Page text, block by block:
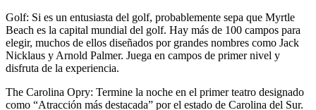
Golf: Si es un entusiasta del golf, probablemente sepa que Myrtle
Beach es la capital mundial del golf. Hay más de 100 campos para
elegir, muchos de ellos diseñados por grandes nombres como Jack
Nicklaus y Arnold Palmer. Juega en campos de primer nivel y
disfruta de la experiencia.
The Carolina Opry: Termine la noche en el primer teatro designado
como “Atracción más destacada” por el estado de Carolina del Sur.